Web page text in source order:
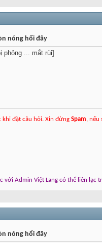
nóng hổi đây
phỏng ... mắt rùi]
đặt câu hỏi. Xin đừng Spam, nếu
với Admin Việt Lang có thể liên lạc
nóng hổi đây